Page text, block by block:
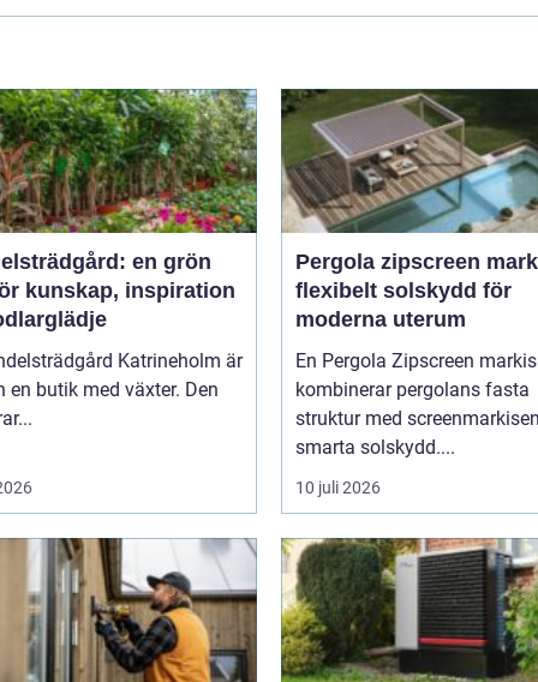
en grön
kunskap, inspiration
Katrineholm är
en butik med växter. Den
Pergola zipscreen
flexibelt solskydd för
moderna uterum
En Pergola Zipscreen markis
kombinerar pergolans fasta
struktur med
smarta solskydd....
10 juli 2026